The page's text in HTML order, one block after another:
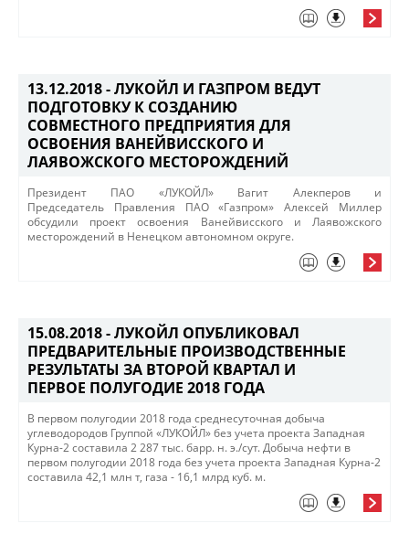
13.12.2018 -ЛУКОЙЛ И ГАЗПРОМ ВЕДУТ
ПОДГОТОВКУ К СОЗДАНИЮ
СОВМЕСТНОГО ПРЕДПРИЯТИЯ ДЛЯ
ОСВОЕНИЯ ВАНЕЙВИССКОГО И
ЛАЯВОЖСКОГО МЕСТОРОЖДЕНИЙ
Президент ПАО «ЛУКОЙЛ» Вагит Алекперов и
Председатель Правления ПАО «Газпром» Алексей Миллер
обсудили проект​ освоения Ванейвисского и Лаявожского
месторождений в Ненецком автономном округе.
15.08.2018 -ЛУКОЙЛ ОПУБЛИКОВАЛ
ПРЕДВАРИТЕЛЬНЫЕ ПРОИЗВОДСТВЕННЫЕ
РЕЗУЛЬТАТЫ ЗА ВТОРОЙ КВАРТАЛ И
ПЕРВОЕ ПОЛУГОДИЕ 2018 ГОДА
​В первом полугодии 2018 года среднесуточная добыча
углеводородов Группой «ЛУКОЙЛ» без учета проекта Западная
Курна-2 составила 2 287 тыс. барр. н. э./сут. Добыча нефти в
первом полугодии 2018 года без учета проекта Западная Курна-2
составила 42,1 млн т​, газа - 16,1 млрд куб. м.